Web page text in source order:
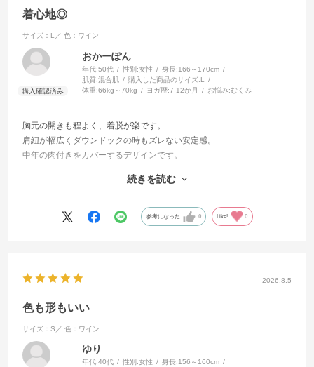
着心地◎
サイズ：L／ 色：ワイン
おかーぽん
年代:50代 性別:女性 身長:166～170cm
肌質:混合肌 購入した商品のサイズ:L
体重:66kg～70kg ヨガ歴:7-12か月 お悩み:むくみ
胸元の開きも程よく、着脱が楽です。
肩紐が幅広くダウンドックの時もズレない安定感。
中年の肉付きをカバーするデザインです。
イズのままで私はよかったです。続きを読む
参考になった 0 Like! 0
2026.8.5
色も形もいい
サイズ：S／ 色：ワイン
ゆり
年代:40代 性別:女性 身長:156～160cm